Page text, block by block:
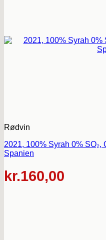
Rødvin
2021, 100% Syrah 0% SO₂,
Spanien
kr.160,00